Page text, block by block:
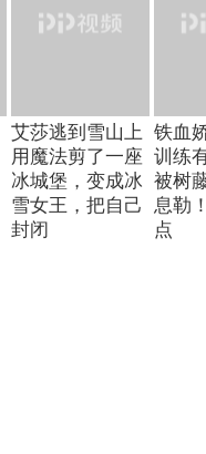
艾莎逃到雪山上
用魔法剪了一座
冰城堡，变成冰
雪女王，把自己
封闭
铁血
训练
被树
息勒
点